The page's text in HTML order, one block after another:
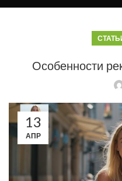
Особенности
13
АПР